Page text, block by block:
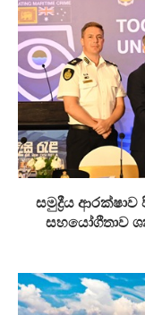
සමුද්‍රීය ආරක්ෂාව
සහයෝගීතාව